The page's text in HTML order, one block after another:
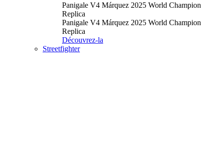
Panigale V4 Márquez 2025 World Champion
Replica
Panigale V4 Márquez 2025 World Champion
Replica
Découvrez-la
Streetfighter